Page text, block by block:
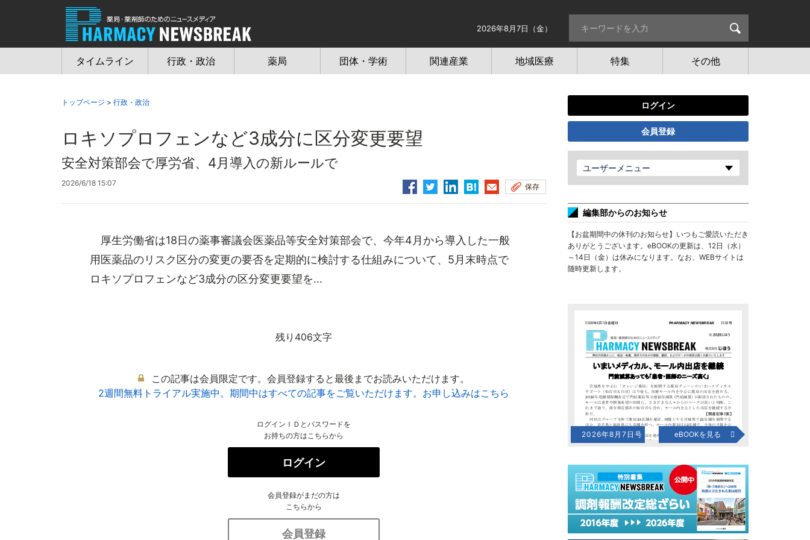
2026年8月7日（金）
タイムライン 行政・政治 薬局 団体・学術 関連産業 地域医療 特集 その他
トップページ > 行政・政治
ロキソプロフェンなど3成分に区分変更要望
安全対策部会で厚労省、4月導入の新ルールで
2026/6/18 15:07 保存
厚生労働省は18日の薬事審議会医薬品等安全対策部会で、今年4月から導入した一般
用医薬品のリスク区分の変更の要否を定期的に検討する仕組みについて、5月末時点で
ロキソプロフェンなど3成分の区分変更要望を...
残り406文字
この記事は会員限定です。会員登録すると最後までお読みいただけます。
2週間無料トライアル実施中。期間中はすべての記事をご覧いただけます。お申し込みはこちら
ログインＩＤとパスワードを
お持ちの方はこちらから
ログイン
会員登録がまだの方は
こちらから
会員登録
ログイン
会員登録
ユーザーメニュー
編集部からのお知らせ
【お盆期間中の休刊のお知らせ】いつもご愛読いただき
ありがとうございます。eBOOKの更新は、12日（水）
～14日（金）は休みになります。なお、WEBサイトは
随時更新します。
2026年8月7日号 eBOOKを見る